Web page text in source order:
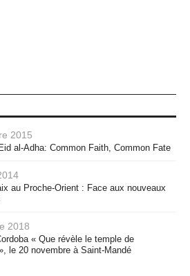
2015
al-Adha: Common Faith, Common Fate
au Proche-Orient : Face aux nouveaux
2018
« Que révèle le temple de
le 20 novembre à Saint-Mandé